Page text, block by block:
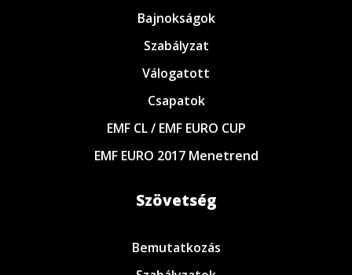
Bajnokságok
Szabályzat
Válogatott
Csapatok
EMF CL / EMF EURO CUP
EMF EURO 2017 Menetrend
Szövetség
Bemutatkozás